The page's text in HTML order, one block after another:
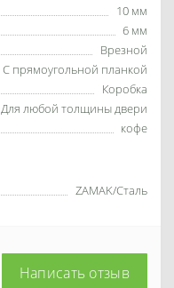
10 мм
6 мм
Врезной
С прямоугольной планкой
Коробка
Для любой толщины двери
кофе
ZAMAK/Сталь
Написать отзыв